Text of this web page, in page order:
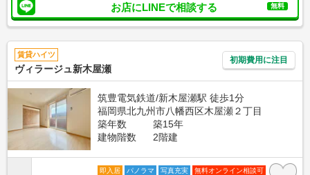
お店にLINEで相談する 無料
賃貸ハイツ
ヴィラージュ新木屋瀬
初期費用に注目
筑豊電気鉄道/新木屋瀬駅 徒歩1分
福岡県北九州市八幡西区木屋瀬２丁目
築年数
築15年
建物階数
2階建
即入居 パノラマ 写真充実
無料オンライン相談可